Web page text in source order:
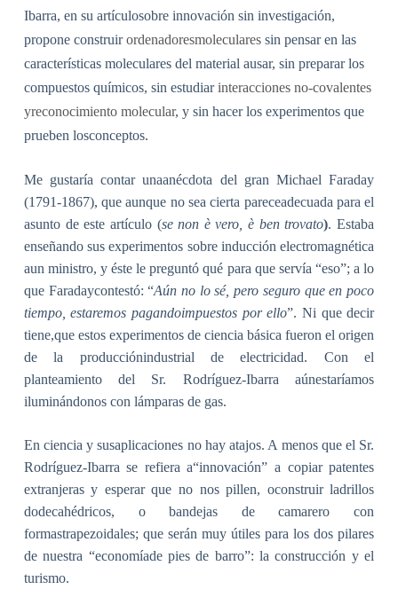
Ibarra, en su artículosobre innovación sin investigación,
propone construirordenadoresmolecularessin pensar en las
características moleculares del material ausar, sin preparar los
compuestos químicos, sin estudiarinteracciones no-covalentes
yreconocimiento molecular, y sin hacer los experimentos que
prueben losconceptos.
Me gustaría contar unaanécdota del gran Michael Faraday
(1791-1867), que aunque no sea cierta pareceadecuada para el
asunto de este artículo (se non è vero, è ben trovato). Estaba
enseñando sus experimentos sobre inducción electromagnética
aun ministro, y éste le preguntó qué para que servía “eso”; a lo
que Faradaycontestó: “Aún no lo sé, pero seguro que en poco
tiempo, estaremos pagandoimpuestos por ello”. Ni que decir
tiene,que estos experimentos de ciencia básica fueron el origen
de la producciónindustrial de electricidad. Con el
planteamiento del Sr. Rodríguez-Ibarra aúnestaríamos
iluminándonos con lámparas de gas.
En ciencia y susaplicaciones no hay atajos. A menos que el Sr.
Rodríguez-Ibarra se refiera a“innovación” a copiar patentes
extranjeras y esperar que no nos pillen, oconstruir ladrillos
dodecahédricos, o bandejas de camarero con
formastrapezoidales; que serán muy útiles para los dos pilares
de nuestra “economíade pies de barro”: la construcción y el
turismo.